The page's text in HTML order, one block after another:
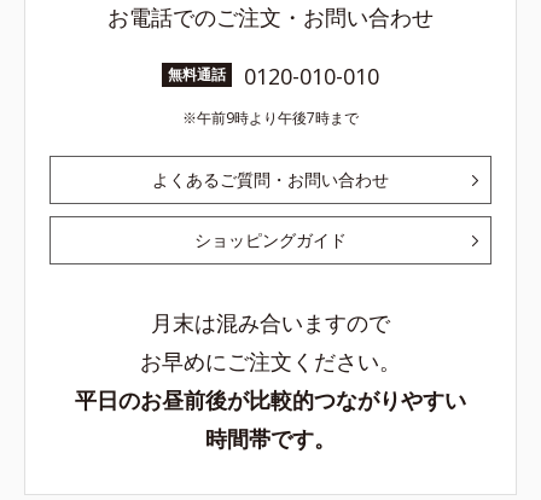
お電話でのご注文・お問い合わせ
無料通話 0120-010-010
午前9時より午後7時まで
よくあるご質問・お問い合わせ
ショッピングガイド
月末は混み合いますので
お早めにご注文ください。
平日のお昼前後が比較的つながりやすい
時間帯です。